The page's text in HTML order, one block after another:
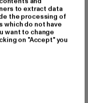
to extract data
the processing of
which do not have
want to change
on "Accept" you